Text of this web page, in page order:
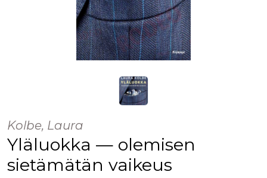
Kolbe, Laura
Yläluokka — olemisen
sietämätän vaikeus